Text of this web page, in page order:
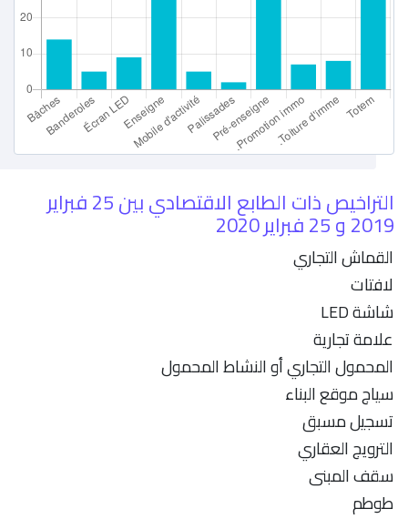
التراخيص ذات الطابع الاقتصادي بين 25 فبراير
2019 و 25 فبراير 2020
القماش التجاري
لافتات
شاشة LED
علامة تجارية
المحمول التجاري أو النشاط المحمول
سياج موقع البناء
تسجيل مسبق
الترويج العقاري
سقف المبنى
طوطم